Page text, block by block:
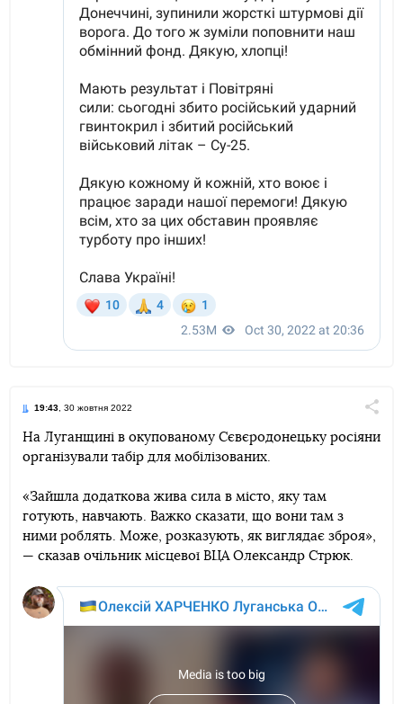
19:43, 30 жовтня 2022
TelegramFacebookTwitter
На Луганщині в окупованому Сєвєродонецьку росіяни
організували табір для мобілізованих.
«Зайшла додаткова жива сила в місто, яку там
готують, навчають. Важко сказати, що вони там з
ними роблять. Може, розказують, як виглядає зброя»,
— сказав очільник місцевої ВЦА Олександр Стрюк.